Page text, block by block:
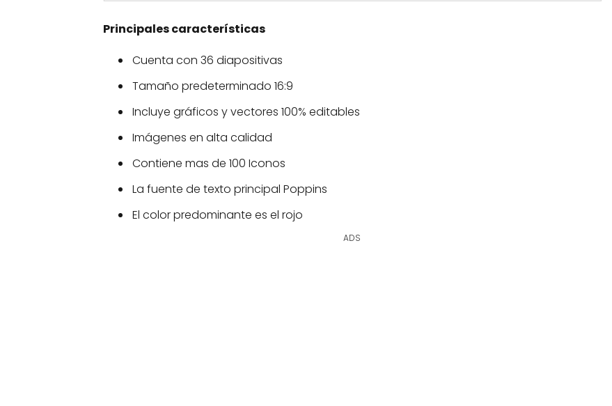
Principales características
Cuenta con 36 diapositivas
Tamaño predeterminado 16:9
Incluye gráficos y vectores 100% editables
Imágenes en alta calidad
Contiene mas de 100 Iconos
La fuente de texto principal Poppins
El color predominante es el rojo
ADS